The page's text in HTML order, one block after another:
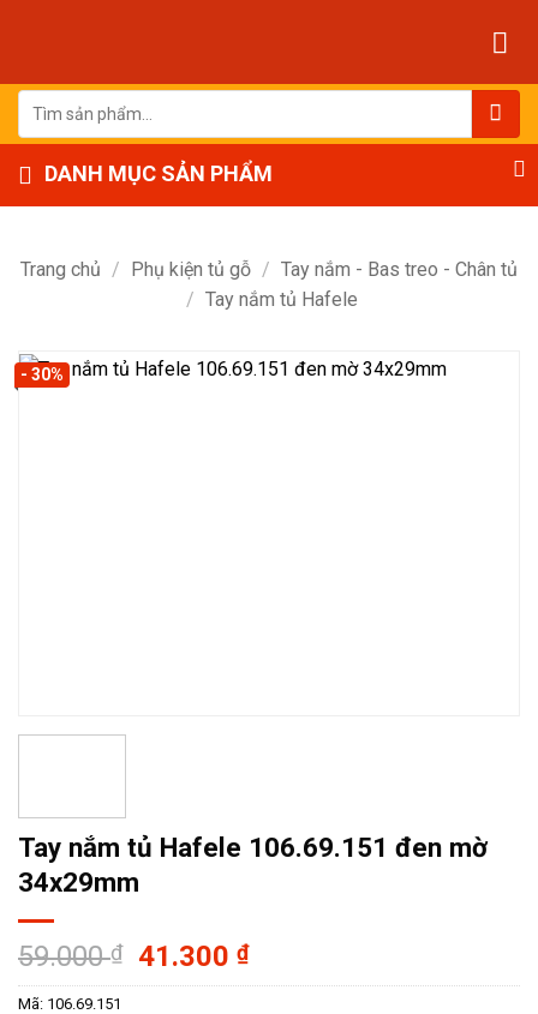
dung
Tìm
kiếm:
DANH MỤC SẢN PHẨM
Trang chủ / Phụ kiện tủ gỗ / Tay nắm - Bas treo - Chân tủ
/ Tay nắm tủ Hafele
- 30%
Tay nắm tủ Hafele 106.69.151 đen mờ
34x29mm
59.000₫
Giá
gốc
41.300₫Giá
hiện
Mã: 106.69.151